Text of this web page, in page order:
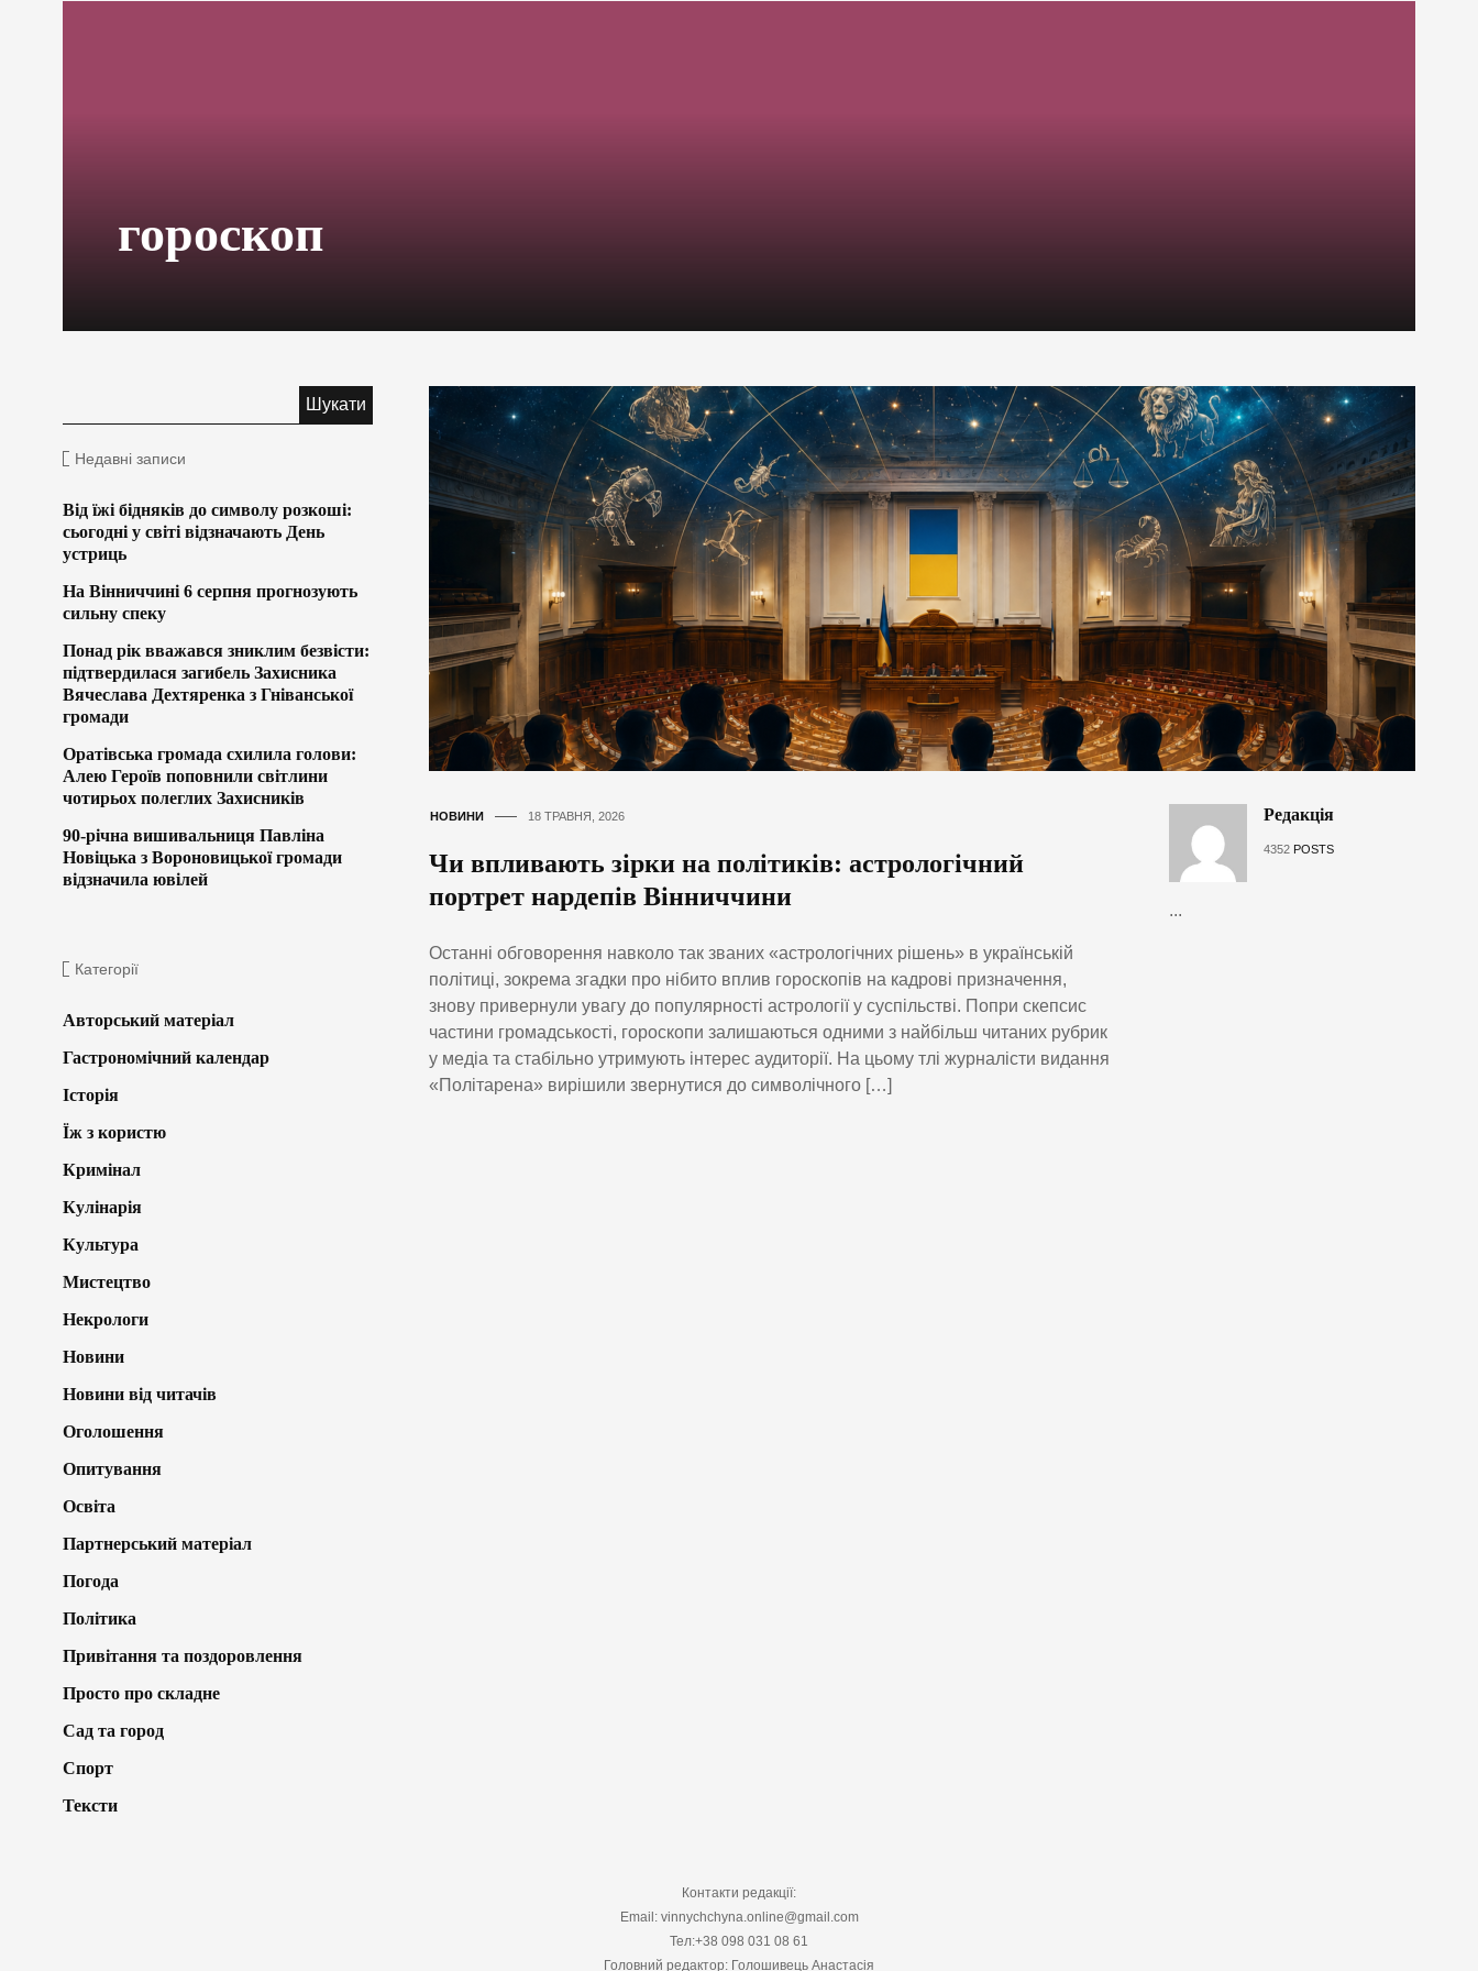
гороскоп
НОВИНИ 18 ТРАВНЯ, 2026
Чи впливають зірки на політиків: астрологічний
портрет нардепів Вінниччини
Останні обговорення навколо так званих «астрологічних рішень» в українській
політиці, зокрема згадки про нібито вплив гороскопів на кадрові призначення,
знову привернули увагу до популярності астрології у суспільстві. Попри скепсис
частини громадськості, гороскопи залишаються одними з найбільш читаних рубрик
у медіа та стабільно утримують інтерес аудиторії. На цьому тлі журналісти видання
«Політарена» вирішили звернутися до символічного […]
Редакція
4352 POSTS
...
Недавні записи
Від їжі бідняків до символу розкоші:
сьогодні у світі відзначають День
устриць
На Вінниччині 6 серпня прогнозують
сильну спеку
Понад рік вважався зниклим безвісти:
підтвердилася загибель Захисника
Вячеслава Дехтяренка з Гніванської
громади
Оратівська громада схилила голови:
Алею Героїв поповнили світлини
чотирьох полеглих Захисників
90-річна вишивальниця Павліна
Новіцька з Вороновицької громади
відзначила ювілей
Категорії
Авторський матеріал
Гастрономічний календар
Історія
Їж з користю
Кримінал
Кулінарія
Культура
Мистецтво
Некрологи
Новини
Новини від читачів
Оголошення
Опитування
Освіта
Партнерський матеріал
Погода
Політика
Привітання та поздоровлення
Просто про складне
Сад та город
Спорт
Тексти
Контакти редакції:
Email: vinnychchyna.online@gmail.com
Тел:+38 098 031 08 61
Головний редактор: Голошивець Анастасія